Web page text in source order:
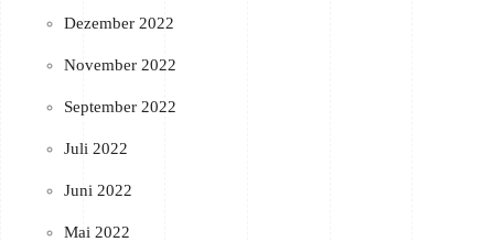
Dezember 2022
November 2022
September 2022
Juli 2022
Juni 2022
Mai 2022